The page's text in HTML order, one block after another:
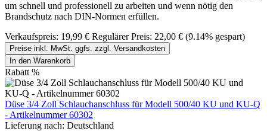
um schnell und professionell zu arbeiten und wenn nötig den
Brandschutz nach DIN-Normen erfüllen.
Verkaufspreis: 19,99 € Regulärer Preis: 22,00 € (9.14% gespart)
Preise inkl. MwSt. ggfs. zzgl. Versandkosten
In den Warenkorb
Rabatt %
Düse 3/4 Zoll Schlauchanschluss für Modell 500/40 KU und KU-Q
- Artikelnummer 60302
Lieferung nach: Deutschland